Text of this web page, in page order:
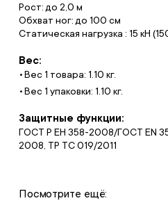
Рост: до 2,0 м
Обхват ног: до 100 см
Статическая нагрузка : 15 кН
Вес:
Вес 1 товара: 1.10 кг.
Вес 1 упаковки: 1.10 кг.
Защитные функции:
ГОСТ Р ЕН 358-2008/ГОСТ EN
2008, ТР ТС 019/2011
Посмотрите ещё: